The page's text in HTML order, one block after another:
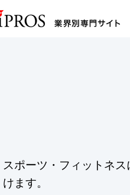
スポーツ・フィットネ
けます。